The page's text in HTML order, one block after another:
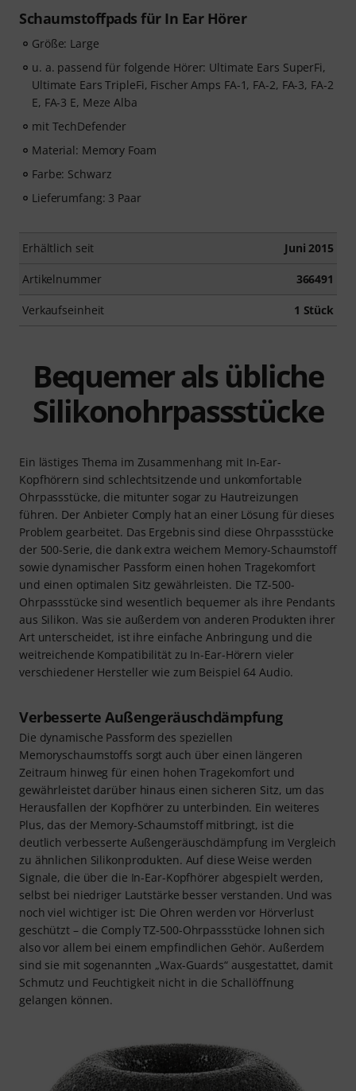
Schaumstoffpads für In Ear Hörer
Größe: Large
u. a. passend für folgende Hörer: Ultimate Ears SuperFi,
Ultimate Ears TripleFi, Fischer Amps FA-1, FA-2, FA-3, FA-2
E, FA-3 E, Meze Alba
mit TechDefender
Material: Memory Foam
Farbe: Schwarz
Lieferumfang: 3 Paar
Erhältlich seit Juni 2015
Artikelnummer 366491
Verkaufseinheit 1 Stück
Bequemer als übliche
Silikonohrpassstücke
Ein lästiges Thema im Zusammenhang mit In-Ear-
Kopfhörern sind schlechtsitzende und unkomfortable
Ohrpassstücke, die mitunter sogar zu Hautreizungen
führen. Der Anbieter Comply hat an einer Lösung für dieses
Problem gearbeitet. Das Ergebnis sind diese Ohrpassstücke
der 500-Serie, die dank extra weichem Memory-Schaumstoff
sowie dynamischer Passform einen hohen Tragekomfort
und einen optimalen Sitz gewährleisten. Die TZ-500-
Ohrpassstücke sind wesentlich bequemer als ihre Pendants
aus Silikon. Was sie außerdem von anderen Produkten ihrer
Art unterscheidet, ist ihre einfache Anbringung und die
weitreichende Kompatibilität zu In-Ear-Hörern vieler
verschiedener Hersteller wie zum Beispiel 64 Audio.
Verbesserte Außengeräuschdämpfung
Die dynamische Passform des speziellen
Memoryschaumstoffs sorgt auch über einen längeren
Zeitraum hinweg für einen hohen Tragekomfort und
gewährleistet darüber hinaus einen sicheren Sitz, um das
Herausfallen der Kopfhörer zu unterbinden. Ein weiteres
Plus, das der Memory-Schaumstoff mitbringt, ist die
deutlich verbesserte Außengeräuschdämpfung im Vergleich
zu ähnlichen Silikonprodukten. Auf diese Weise werden
Signale, die über die In-Ear-Kopfhörer abgespielt werden,
selbst bei niedriger Lautstärke besser verstanden. Und was
noch viel wichtiger ist: Die Ohren werden vor Hörverlust
geschützt – die Comply TZ-500-Ohrpassstücke lohnen sich
also vor allem bei einem empfindlichen Gehör. Außerdem
sind sie mit sogenannten „Wax-Guards“ ausgestattet, damit
Schmutz und Feuchtigkeit nicht in die Schallöffnung
gelangen können.